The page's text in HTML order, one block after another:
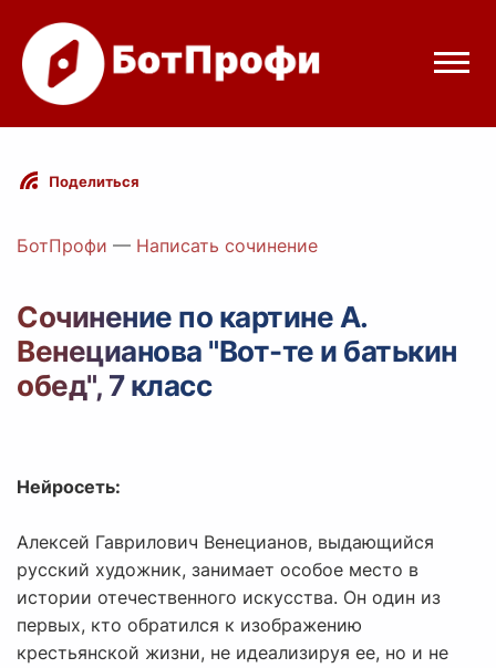
Режимы бота
Цены
Вход с Telegram
Поделиться
БотПрофи — Написать сочинение
Сочинение по картине А.
Венецианова "Вот-те и батькин
обед", 7 класс
Нейросеть:
Алексей Гаврилович Венецианов, выдающийся
русский художник, занимает особое место в
истории отечественного искусства. Он один из
первых, кто обратился к изображению
крестьянской жизни, не идеализируя ее, но и не